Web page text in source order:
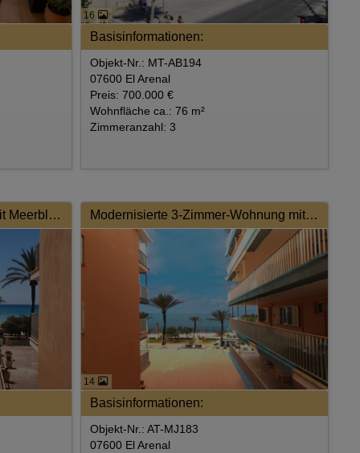
16
Basisinformationen:
Objekt-Nr.: MT-AB194
07600 El Arenal
Preis: 700.000 €
Wohnfläche ca.: 76 m²
Zimmeranzahl: 3
Playa de Palma. Wohnung mit Meerblick Modernisierte 3-Zimmer-Wohnung mit traumhaftem Ausblick
14
Basisinformationen:
Objekt-Nr.: AT-MJ183
07600 El Arenal